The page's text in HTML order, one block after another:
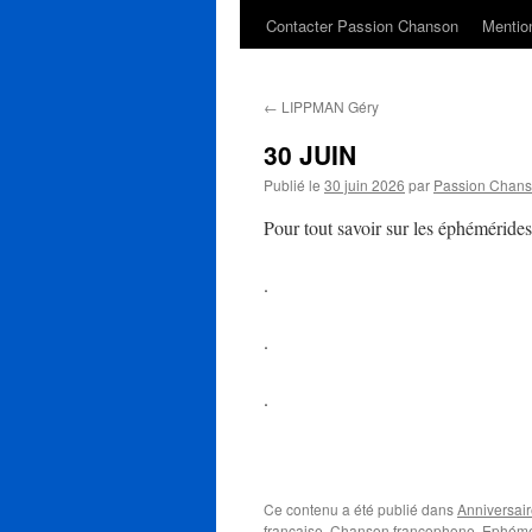
Contacter Passion Chanson
← LIPPMAN Géry
30 JUIN
Publié le 30 juin 2026 par Passion
Pour tout savoir sur les
.
.
.
Ce contenu a été publié dans